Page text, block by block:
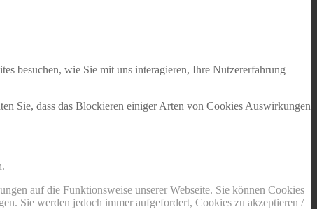
besuchen, wie Sie mit uns interagieren, Ihre Nutzererfahrung
Sie, dass das Blockieren einiger Arten von Cookies Auswirkungen
auf die Funktionsweise unserer Webseite. Sie können Cookies
Sie werden jedoch immer aufgefordert, Cookies zu akzeptieren /